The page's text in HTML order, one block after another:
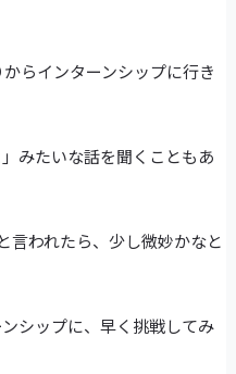
らインターンシップに行き
みたいな話を聞くこともあ
言われたら、少し微妙かなと
シップに、早く挑戦してみ